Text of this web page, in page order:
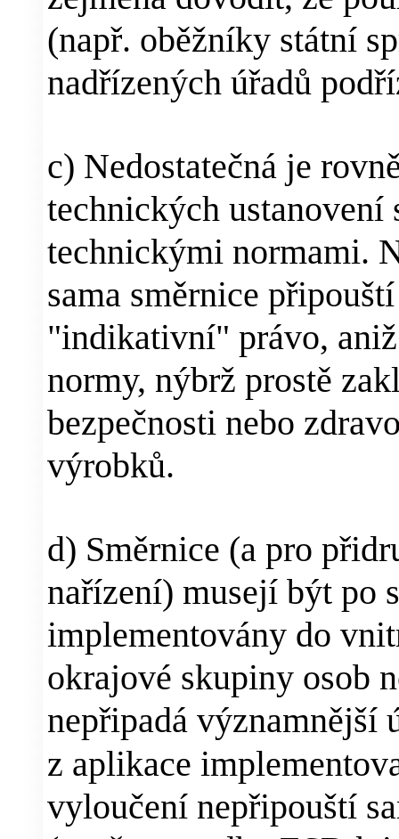
(např. oběžníky státní
nadřízených úřadů
c) Nedostatečná je
technických ustanovení
technickými normami.
sama směrnice
"indikativní" právo,
normy, nýbrž prostě
bezpečnosti nebo
výrobků.
d) Směrnice (a pro
nařízení) musejí být po
implementovány do
okrajové skupiny osob
nepřipadá významnější
z aplikace
vyloučení nepřipouští